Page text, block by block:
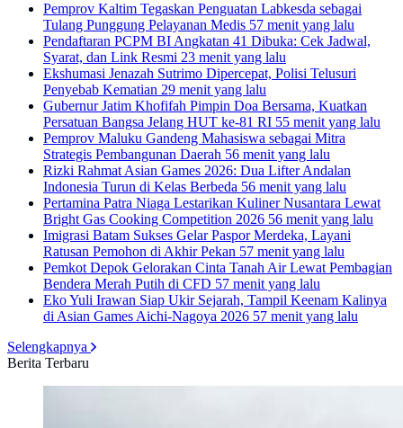
Pemprov Kaltim Tegaskan Penguatan Labkesda sebagai
Tulang Punggung Pelayanan Medis 57 menit yang lalu
Pendaftaran PCPM BI Angkatan 41 Dibuka: Cek Jadwal,
Syarat, dan Link Resmi 23 menit yang lalu
Ekshumasi Jenazah Sutrimo Dipercepat, Polisi Telusuri
Penyebab Kematian 29 menit yang lalu
Gubernur Jatim Khofifah Pimpin Doa Bersama, Kuatkan
Persatuan Bangsa Jelang HUT ke-81 RI 55 menit yang lalu
Pemprov Maluku Gandeng Mahasiswa sebagai Mitra
Strategis Pembangunan Daerah 56 menit yang lalu
Rizki Rahmat Asian Games 2026: Dua Lifter Andalan
Indonesia Turun di Kelas Berbeda 56 menit yang lalu
Pertamina Patra Niaga Lestarikan Kuliner Nusantara Lewat
Bright Gas Cooking Competition 2026 56 menit yang lalu
Imigrasi Batam Sukses Gelar Paspor Merdeka, Layani
Ratusan Pemohon di Akhir Pekan 57 menit yang lalu
Pemkot Depok Gelorakan Cinta Tanah Air Lewat Pembagian
Bendera Merah Putih di CFD 57 menit yang lalu
Eko Yuli Irawan Siap Ukir Sejarah, Tampil Keenam Kalinya
di Asian Games Aichi-Nagoya 2026 57 menit yang lalu
Selengkapnya
Berita Terbaru